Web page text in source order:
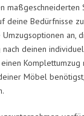
maßgeschneiderten
deine Bedürfnisse
an,
deinen
Komplettumzug
Möbel